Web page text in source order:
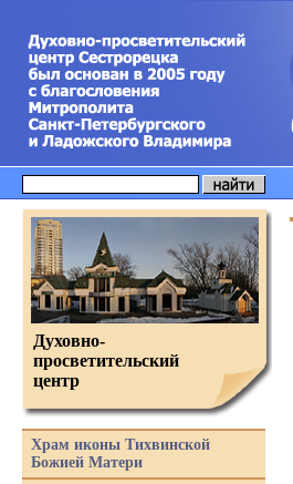
Духовно-
просветительский
центр
Храм иконы Тихвинской
Божией Матери